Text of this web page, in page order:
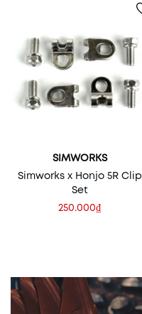
SIMWORKS
Simworks x Honjo 5R Clip
Set
250.000₫